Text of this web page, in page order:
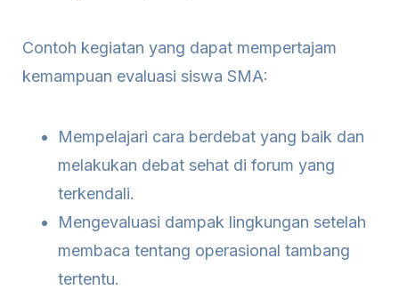
Contoh kegiatan yang dapat mempertajam
kemampuan evaluasi siswa SMA:
Mempelajari cara berdebat yang baik dan
melakukan debat sehat di forum yang
terkendali.
Mengevaluasi dampak lingkungan setelah
membaca tentang operasional tambang
tertentu.